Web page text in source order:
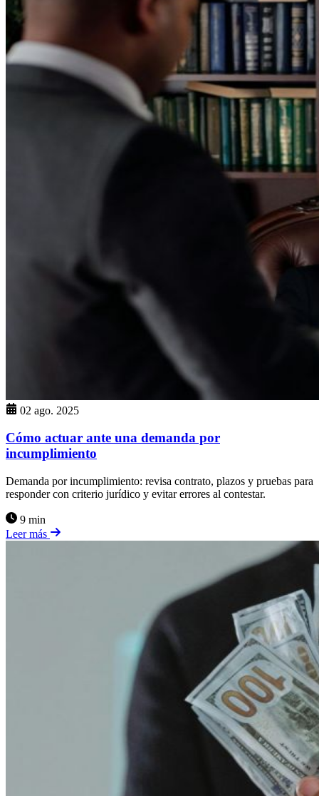
02 ago. 2025
Cómo actuar ante una demanda por
incumplimiento
Demanda por incumplimiento: revisa contrato, plazos y pruebas para
responder con criterio jurídico y evitar errores al contestar.
9 min
Leer más